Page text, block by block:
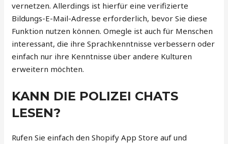
vernetzen. Allerdings ist hierfür eine verifizierte
Bildungs-E-Mail-Adresse erforderlich, bevor Sie diese
Funktion nutzen können. Omegle ist auch für Menschen
interessant, die ihre Sprachkenntnisse verbessern oder
einfach nur ihre Kenntnisse über andere Kulturen
erweitern möchten.
KANN DIE POLIZEI CHATS
LESEN?
Rufen Sie einfach den Shopify App Store auf und